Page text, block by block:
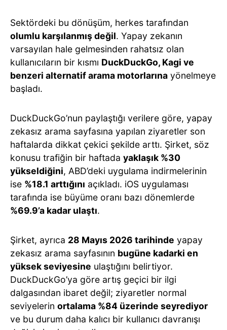
Sektördeki bu dönüşüm, herkes tarafından
olumlu karşılanmış değil. Yapay zekanın
varsayılan hale gelmesinden rahatsız olan
kullanıcıların bir kısmı DuckDuckGo, Kagi ve
benzeri alternatif arama motorlarına yönelmeye
başladı.
DuckDuckGo’nun paylaştığı verilere göre, yapay
zekasız arama sayfasına yapılan ziyaretler son
haftalarda dikkat çekici şekilde arttı. Şirket, söz
konusu trafiğin bir haftada yaklaşık %30
yükseldiğini, ABD’deki uygulama indirmelerinin
ise %18.1 arttığını açıkladı. iOS uygulaması
tarafında ise büyüme oranı bazı dönemlerde
%69.9’a kadar ulaştı.
Şirket, ayrıca 28 Mayıs 2026 tarihinde yapay
zekasız arama sayfasının bugüne kadarki en
yüksek seviyesine ulaştığını belirtiyor.
DuckDuckGo’ya göre artış geçici bir ilgi
dalgasından ibaret değil; ziyaretler normal
seviyelerin ortalama %84 üzerinde seyrediyor
ve bu durum daha kalıcı bir kullanıcı davranışı